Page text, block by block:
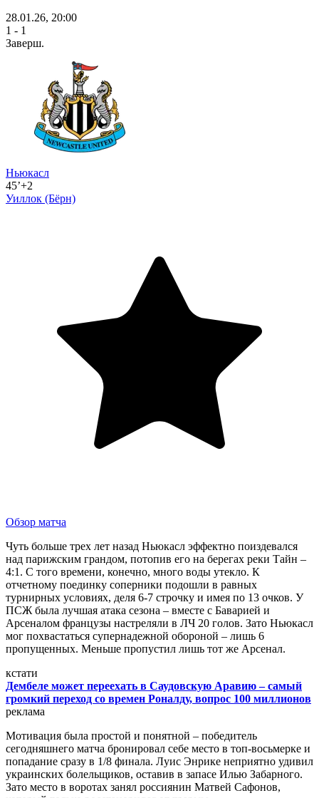
28.01.26, 20:00
1 - 1
Заверш.
Ньюкасл
45’+2
Уиллок (Бёрн)
Обзор матча
Чуть больше трех лет назад Ньюкасл эффектно поиздевался
над парижским грандом, потопив его на берегах реки Тайн –
4:1. С того времени, конечно, много воды утекло. К
отчетному поединку соперники подошли в равных
турнирных условиях, деля 6-7 строчку и имея по 13 очков. У
ПСЖ была лучшая атака сезона – вместе с Баварией и
Арсеналом французы настреляли в ЛЧ 20 голов. Зато Ньюкасл
мог похвастаться супернадежной обороной – лишь 6
пропущенных. Меньше пропустил лишь тот же Арсенал.
кстати
Дембеле может переехать в Саудовскую Аравию – самый
громкий переход со времен Роналду, вопрос 100 миллионов
реклама
Мотивация была простой и понятной – победитель
сегодняшнего матча бронировал себе место в топ-восьмерке и
попадание сразу в 1/8 финала. Луис Энрике неприятно удивил
украинских болельщиков, оставив в запасе Илью Забарного.
Зато место в воротах занял россиянин Матвей Сафонов,